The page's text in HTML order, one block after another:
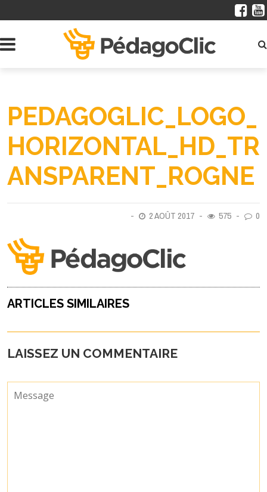
PEDAGOGLIC_LOGO_
HORIZONTAL_HD_TR
ANSPARENT_ROGNE
2 AOÛT 2017 575 0
ARTICLES SIMILAIRES
LAISSEZ UN COMMENTAIRE